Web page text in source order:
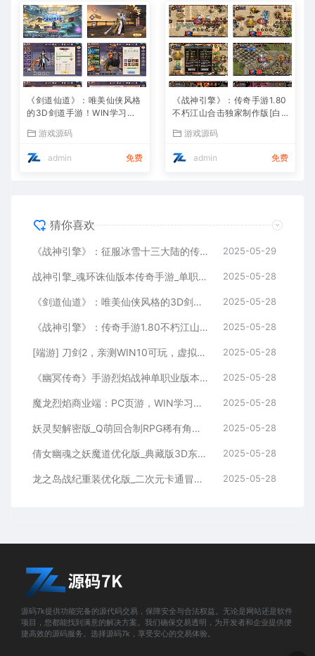
《剑道仙道》：唯美仙侠风格
的3D剑道手游！WIN学习手
视频教程全解析
游戏源码
admin 免费
《战神引擎》：传奇手游1.80
不朽江山合击独家制作版[白
游戏源码
admin 免费
猜你喜欢
《战神引擎》：征服冰雪十三大陆的传奇手游！独特职业、Win服务端，视频架设教程全攻略 2025-05-29
战神引擎_魂环诛仙版本传奇手游_单职业特色传奇手游_Win服务端_通用视频架设教程 2025-05-28
《剑道仙道》：唯美仙侠风格的3D剑道手游！WIN学习手工服务端，无IP数限制，通用视频教程全解析 2025-05-28
《战神引擎》：传奇手游1.80不朽江山合击独家制作版[白猪3]！支持安卓和iOS双端 2025-05-28
[端游] 刀剑2，亲测WIN10可玩，虚拟机一键端，有视频教程、有GM,完整商城 ，有局域网工具 2025-05-28
《幽冥传奇》手游烈焰战神单职业版本：WIN学习手工服务端通用视频教程，GM物品充值后台，适用于安卓版 2025-05-28
魔龙烈焰商业端：PC页游，WIN学习手工服务端，通用视频教程，GM工具 2025-05-28
妖灵契解密版_Q萌回合制RPG稀有角色扮演剧情闯关手游_Linux服务端_通用视频架设教程及解密工具_GM物品后台_安卓版 2025-05-28
倩女幽魂之妖魔道优化版_典藏版3D东方玄幻稀有角色扮演剧情手游_Win服务端_视频架设教程_GM总运营后台_安卓/苹果iOS双平台 2025-05-28
龙之岛战纪重装优化版_二次元卡通冒险动作角色扮演闯关手游_Win服务端_通用视频架设教程及GM工具_安卓版 2025-05-28
源码7k提供功能完备的源代码交易，保障安全与合法权益。无论是网站还是软件
项目，您都能找到满意的解决方案。我们确保交易透明，为开发者和企业提供便
捷高效的源码服务。选择源码7k，享受安心的交易体验。